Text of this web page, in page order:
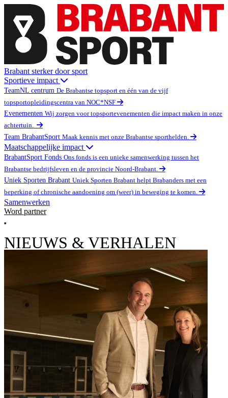
Brabant sterker door sport
Sportieve impact
TeamNL centrum De Brabantse topsport en één van de vijf
topsportopleidingscentra van NOC*NSF
Evenementen Wij zorgen voor topsportevenementen die impact maken in onze
achtertuin.
Team BrabantSport Maak kennis met onze Brabantse sporthelden.
Maatschappelijke impact
BrabantSport Fonds Ons fonds is een unieke samenwerking tussen het
Brabantse bedrijfsleven en de provincie Noord-Brabant.
Uniek Sporten Brabant Uniek Sporten Brabant helpt Brabanders met een
beperking of chronische aandoening om (weer) in beweging te komen.
Samenwerken
Word partner
Open main menu
NIEUWS & VERHALEN